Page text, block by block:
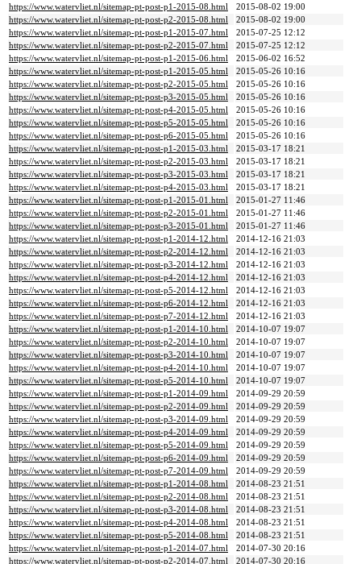
https://www.watervliet.nl/sitemap-pt-post-p1-2015-08.html
2015-08-02 19:00
https://www.watervliet.nl/sitemap-pt-post-p2-2015-08.html
2015-08-02 19:00
https://www.watervliet.nl/sitemap-pt-post-p1-2015-07.html
2015-07-25 12:12
https://www.watervliet.nl/sitemap-pt-post-p2-2015-07.html
2015-07-25 12:12
https://www.watervliet.nl/sitemap-pt-post-p1-2015-06.html
2015-06-02 16:52
https://www.watervliet.nl/sitemap-pt-post-p1-2015-05.html
2015-05-26 10:16
https://www.watervliet.nl/sitemap-pt-post-p2-2015-05.html
2015-05-26 10:16
https://www.watervliet.nl/sitemap-pt-post-p3-2015-05.html
2015-05-26 10:16
https://www.watervliet.nl/sitemap-pt-post-p4-2015-05.html
2015-05-26 10:16
https://www.watervliet.nl/sitemap-pt-post-p5-2015-05.html
2015-05-26 10:16
https://www.watervliet.nl/sitemap-pt-post-p6-2015-05.html
2015-05-26 10:16
https://www.watervliet.nl/sitemap-pt-post-p1-2015-03.html
2015-03-17 18:21
https://www.watervliet.nl/sitemap-pt-post-p2-2015-03.html
2015-03-17 18:21
https://www.watervliet.nl/sitemap-pt-post-p3-2015-03.html
2015-03-17 18:21
https://www.watervliet.nl/sitemap-pt-post-p4-2015-03.html
2015-03-17 18:21
https://www.watervliet.nl/sitemap-pt-post-p1-2015-01.html
2015-01-27 11:46
https://www.watervliet.nl/sitemap-pt-post-p2-2015-01.html
2015-01-27 11:46
https://www.watervliet.nl/sitemap-pt-post-p3-2015-01.html
2015-01-27 11:46
https://www.watervliet.nl/sitemap-pt-post-p1-2014-12.html
2014-12-16 21:03
https://www.watervliet.nl/sitemap-pt-post-p2-2014-12.html
2014-12-16 21:03
https://www.watervliet.nl/sitemap-pt-post-p3-2014-12.html
2014-12-16 21:03
https://www.watervliet.nl/sitemap-pt-post-p4-2014-12.html
2014-12-16 21:03
https://www.watervliet.nl/sitemap-pt-post-p5-2014-12.html
2014-12-16 21:03
https://www.watervliet.nl/sitemap-pt-post-p6-2014-12.html
2014-12-16 21:03
https://www.watervliet.nl/sitemap-pt-post-p7-2014-12.html
2014-12-16 21:03
https://www.watervliet.nl/sitemap-pt-post-p1-2014-10.html
2014-10-07 19:07
https://www.watervliet.nl/sitemap-pt-post-p2-2014-10.html
2014-10-07 19:07
https://www.watervliet.nl/sitemap-pt-post-p3-2014-10.html
2014-10-07 19:07
https://www.watervliet.nl/sitemap-pt-post-p4-2014-10.html
2014-10-07 19:07
https://www.watervliet.nl/sitemap-pt-post-p5-2014-10.html
2014-10-07 19:07
https://www.watervliet.nl/sitemap-pt-post-p1-2014-09.html
2014-09-29 20:59
https://www.watervliet.nl/sitemap-pt-post-p2-2014-09.html
2014-09-29 20:59
https://www.watervliet.nl/sitemap-pt-post-p3-2014-09.html
2014-09-29 20:59
https://www.watervliet.nl/sitemap-pt-post-p4-2014-09.html
2014-09-29 20:59
https://www.watervliet.nl/sitemap-pt-post-p5-2014-09.html
2014-09-29 20:59
https://www.watervliet.nl/sitemap-pt-post-p6-2014-09.html
2014-09-29 20:59
https://www.watervliet.nl/sitemap-pt-post-p7-2014-09.html
2014-09-29 20:59
https://www.watervliet.nl/sitemap-pt-post-p1-2014-08.html
2014-08-23 21:51
https://www.watervliet.nl/sitemap-pt-post-p2-2014-08.html
2014-08-23 21:51
https://www.watervliet.nl/sitemap-pt-post-p3-2014-08.html
2014-08-23 21:51
https://www.watervliet.nl/sitemap-pt-post-p4-2014-08.html
2014-08-23 21:51
https://www.watervliet.nl/sitemap-pt-post-p5-2014-08.html
2014-08-23 21:51
https://www.watervliet.nl/sitemap-pt-post-p1-2014-07.html
2014-07-30 20:16
https://www.watervliet.nl/sitemap-pt-post-p2-2014-07.html
2014-07-30 20:16